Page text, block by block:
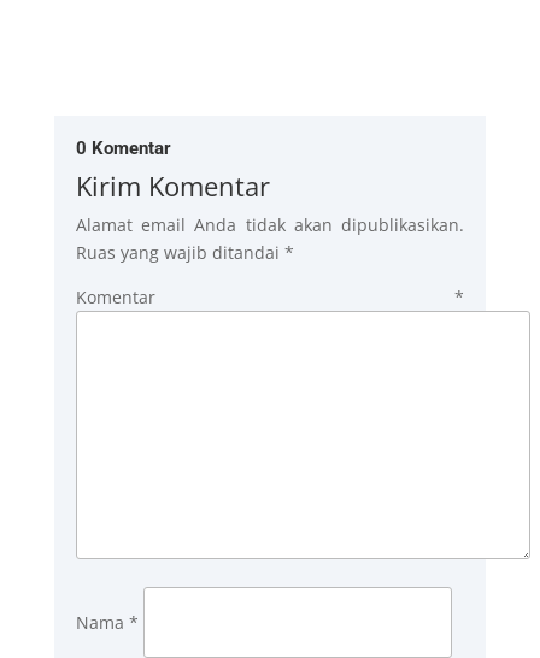
0 Komentar
Kirim Komentar
Alamat email Anda tidak akan dipublikasikan.
Ruas yang wajib ditandai *
Komentar*
Nama *